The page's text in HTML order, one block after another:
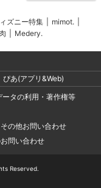
ズニー特集 mimot.
Medery.
ぴあ(アプリ&Web)
ータの利用・著作権等
の他お問い合わせ
問い合わせ
Reserved.